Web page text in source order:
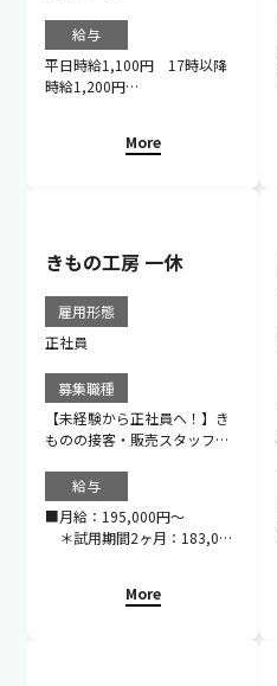
給与
平日時給1,100円 17時以降
時給1,200円
More
きもの工房 一休
雇用形態
正社員
募集職種
【未経験から正社員へ！】き
ものの接客・販売スタッフ／
給与
■月給：195,000円～
＊試用期間2ヶ月：183,000
験のある方は考慮いたしま
More